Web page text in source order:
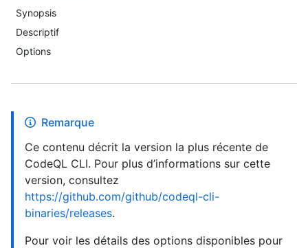
Synopsis
Descriptif
Options
Remarque
Ce contenu décrit la version la plus récente de
CodeQL CLI. Pour plus d’informations sur cette
version, consultez
https://github.com/github/codeql-cli-
binaries/releases.
Pour voir les détails des options disponibles pour